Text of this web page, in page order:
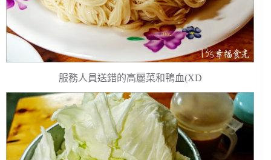
服務人員送錯的高麗菜和鴨血(XD